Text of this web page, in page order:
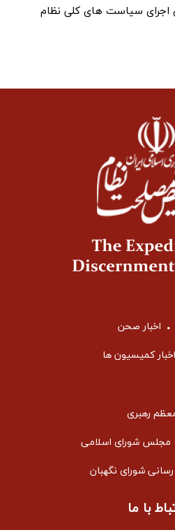
اجرای سیاست های کلی نظام
اخبار صحن
اخبار کمیسیون ها
رهبری
مجلس شورای اسلامی
رسانی شورای نگهبان
با ما